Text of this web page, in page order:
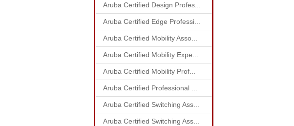
Aruba Certified Design Profes...
Aruba Certified Edge Professi...
Aruba Certified Mobility Asso...
Aruba Certified Mobility Expe...
Aruba Certified Mobility Prof...
Aruba Certified Professional ...
Aruba Certified Switching Ass...
Aruba Certified Switching Ass...